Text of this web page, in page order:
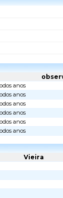
anos
anos
anos
anos
anos
anos
Vieira